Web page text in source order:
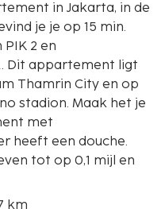
in Jakarta, in de
je je op 15 min.
2 en
Thamrin City en op
stadion. Maak het je
met
heeft een douche.
tot op 0,1 mijl en
km